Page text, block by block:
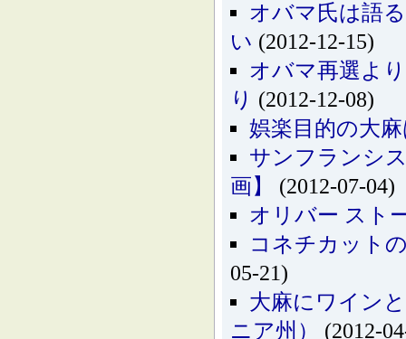
オバマ氏は語
い (2012-12-15)
オバマ再選よ
り (2012-12-08)
娯楽目的の大
サンフランシ
画】
(2012-07-04)
オリバー スト
コネチカット
05-21)
大麻にワイン
ニア州）
(2012-